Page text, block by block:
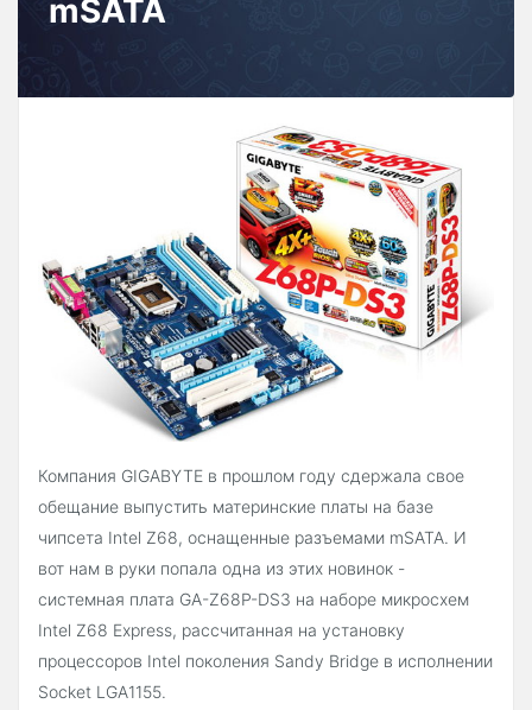
mSATA
Компания GIGABYTE в прошлом году сдержала свое
обещание выпустить материнские платы на базе
чипсета Intel Z68, оснащенные разъемами mSATA. И
вот нам в руки попала одна из этих новинок -
системная плата GA-Z68P-DS3 на наборе микросхем
Intel Z68 Express, рассчитанная на установку
процессоров Intel поколения Sandy Bridge в исполнении
Socket LGA1155.